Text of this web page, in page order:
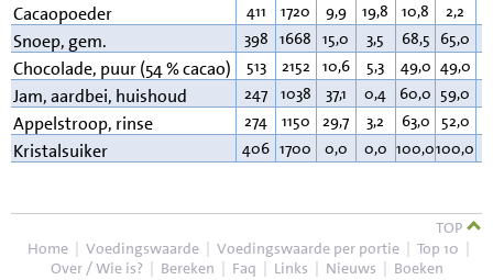
Cacaopoeder 411 1720 9,9 19,8 10,8 2,2
Snoep, gem. 398 1668 15,0 3,5 68,5 65,0
Chocolade, puur (54 % cacao) 513 2152 10,6 5,3 49,0 49,0
Jam, aardbei, huishoud 247 1038 37,1 0,4 60,0 59,0
Appelstroop, rinse 274 1150 29,7 3,2 63,0 52,0
Kristalsuiker 406 1700 0,0 0,0 100,0100,0
TOP
Home | Voedingswaarde | Voedingswaarde per portie | Top 10 |
Over / Wie is? | Bereken | Faq | Links | Nieuws | Boeken